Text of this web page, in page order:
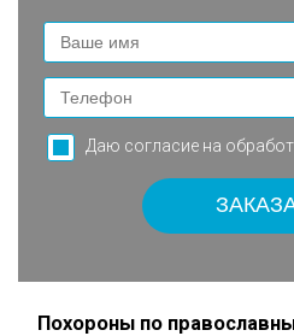
Даю согласие на
Похороны по